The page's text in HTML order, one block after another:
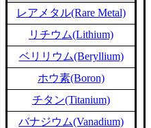
レアメタル(Rare Metal)
リチウム(Lithium)
ベリリウム(Beryllium)
ホウ素(Boron)
チタン(Titanium)
バナジウム(Vanadium)